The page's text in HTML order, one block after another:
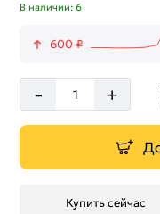
В наличии: 6
600 ₽
- +
Купить сейчас